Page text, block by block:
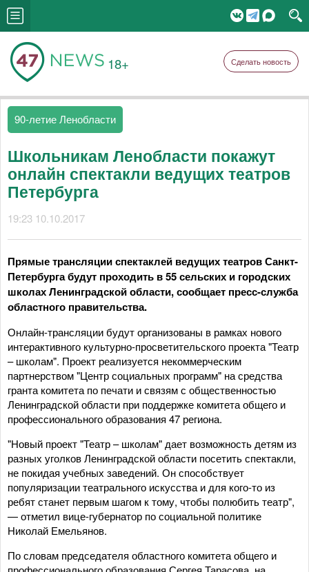
18+ Сделать новость
90-летие Ленобласти
Школьникам Ленобласти покажут
онлайн спектакли ведущих театров
Петербурга
19:23 10.10.2017
Прямые трансляции спектаклей ведущих театров Санкт-
Петербурга будут проходить в 55 сельских и городских
школах Ленинградской области, сообщает пресс-служба
областного правительства.
Онлайн-трансляции будут организованы в рамках нового
интерактивного культурно-просветительского проекта "Театр
– школам". Проект реализуется некоммерческим
партнерством "Центр социальных программ" на средства
гранта комитета по печати и связям с общественностью
Ленинградской области при поддержке комитета общего и
профессионального образования 47 региона.
"Новый проект "Театр – школам" дает возможность детям из
разных уголков Ленинградской области посетить спектакли,
не покидая учебных заведений. Он способствует
популяризации театрального искусства и для кого-то из
ребят станет первым шагом к тому, чтобы полюбить театр",
— отметил вице-губернатор по социальной политике
Николай Емельянов.
По словам председателя областного комитета общего и